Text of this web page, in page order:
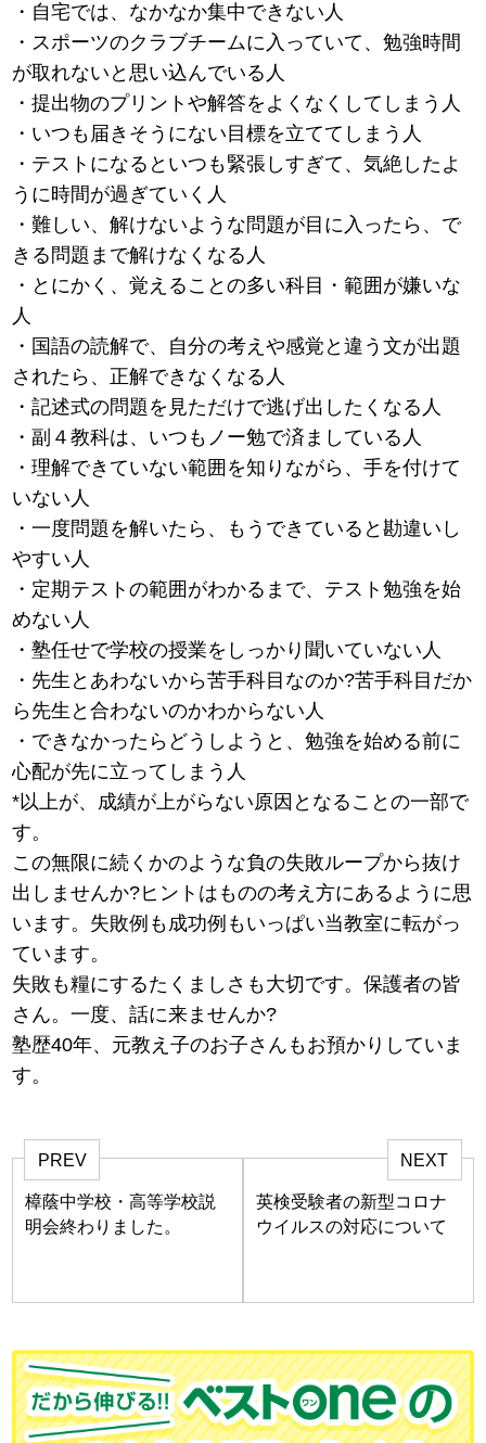
・自宅では、なかなか集中できない人
・スポーツのクラブチームに入っていて、勉強時間
が取れないと思い込んでいる人
・提出物のプリントや解答をよくなくしてしまう人
・いつも届きそうにない目標を立ててしまう人
・テストになるといつも緊張しすぎて、気絶したよ
うに時間が過ぎていく人
・難しい、解けないような問題が目に入ったら、で
きる問題まで解けなくなる人
・とにかく、覚えることの多い科目・範囲が嫌いな
人
・国語の読解で、自分の考えや感覚と違う文が出題
されたら、正解できなくなる人
・記述式の問題を見ただけで逃げ出したくなる人
・副４教科は、いつもノー勉で済ましている人
・理解できていない範囲を知りながら、手を付けて
いない人
・一度問題を解いたら、もうできていると勘違いし
やすい人
・定期テストの範囲がわかるまで、テスト勉強を始
めない人
・塾任せで学校の授業をしっかり聞いていない人
・先生とあわないから苦手科目なのか?苦手科目だか
ら先生と合わないのかわからない人
・できなかったらどうしようと、勉強を始める前に
心配が先に立ってしまう人
*以上が、成績が上がらない原因となることの一部で
す。
この無限に続くかのような負の失敗ループから抜け
出しませんか?ヒントはものの考え方にあるように思
います。失敗例も成功例もいっぱい当教室に転がっ
ています。
失敗も糧にするたくましさも大切です。保護者の皆
さん。一度、話に来ませんか?
塾歴40年、元教え子のお子さんもお預かりしていま
す。
PREV
樟蔭中学校・高等学校説
明会終わりました。
NEXT
英検受験者の新型コロナ
ウイルスの対応について